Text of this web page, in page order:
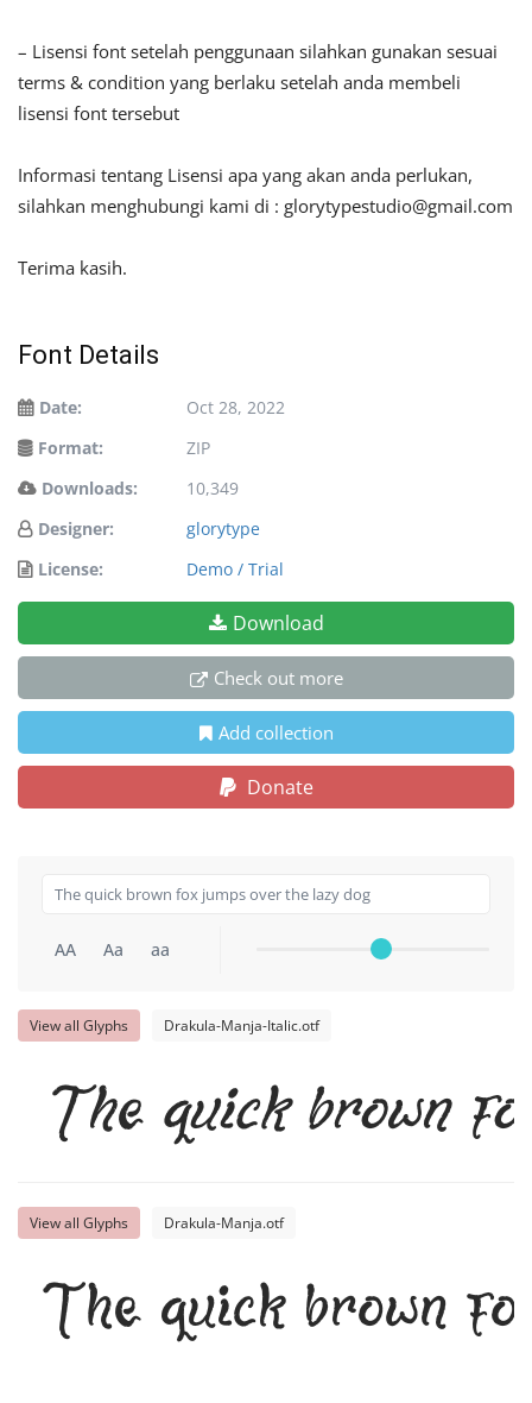
– Lisensi font setelah penggunaan silahkan gunakan sesuai
terms & condition yang berlaku setelah anda membeli
lisensi font tersebut
Informasi tentang Lisensi apa yang akan anda perlukan,
silahkan menghubungi kami di : glorytypestudio@gmail.com
Terima kasih.
Font Details
Date:
Oct 28, 2022
Format:
ZIP
Downloads:
10,349
Designer:
glorytype
License:
Demo / Trial
Download
Check out more
Add collection
Donate
AA Aa aa
View all Glyphs Drakula-Manja-Italic.otf
The quick brown
View all Glyphs Drakula-Manja.otf
The quick brown